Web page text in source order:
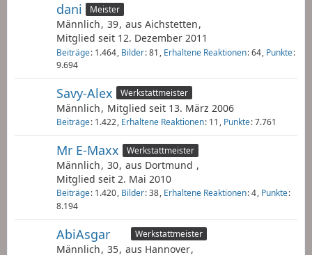
dani Meister
Männlich 39 aus Aichstetten
Mitglied seit 12. Dezember 2011
Beiträge 1.464 Bilder 81 Erhaltene Reaktionen 64 Punkte
9.694
Savy-Alex Werkstattmeister
Männlich Mitglied seit 13. März 2006
Beiträge 1.422 Erhaltene Reaktionen 11 Punkte 7.761
Mr E-Maxx Werkstattmeister
Männlich 30 aus Dortmund
Mitglied seit 2. Mai 2010
Beiträge 1.420 Bilder 38 Erhaltene Reaktionen 4 Punkte
8.194
AbiAsgar Werkstattmeister
Männlich 35 aus Hannover